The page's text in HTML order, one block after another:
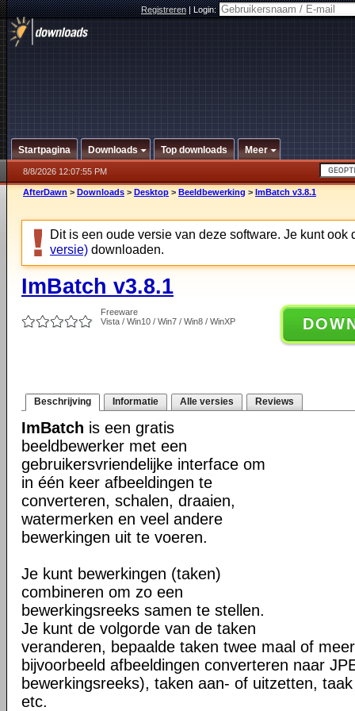
Registreren|Login:
Startpagina Downloads Top downloads Meer
8/8/2026 12:07:55 PM
AfterDawn > Downloads > Desktop > Beeldbewerking > ImBatch v3.8.1
Dit is een oude versie van deze software. Je kunt ook
versie) downloaden.
ImBatch v3.8.1
Freeware
Vista / Win10 / Win7 / Win8 / WinXP
Beschrijving Informatie Alle versies Reviews
ImBatch is een gratis
beeldbewerker met een
gebruikersvriendelijke interface om
in één keer afbeeldingen te
converteren, schalen, draaien,
watermerken en veel andere
bewerkingen uit te voeren.
Je kunt bewerkingen (taken)
combineren om zo een
bewerkingsreeks samen te stellen.
Je kunt de volgorde van de taken
veranderen, bepaalde taken twee maal of
bijvoorbeeld afbeeldingen converteren naar
bewerkingsreeks), taken aan- of uitzetten,
etc.